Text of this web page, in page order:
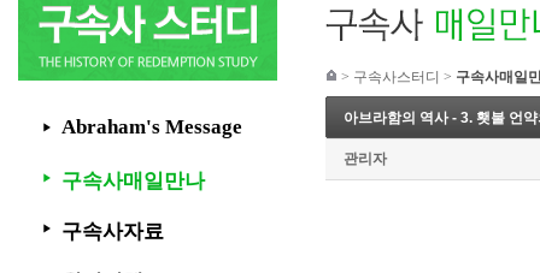
> 구속사스터디 > 구속사매일
▶ Abraham's Message
▶ 구속사매일만나
▶ 구속사자료
아브라함의 역사 - 3. 횃불 언
관리자